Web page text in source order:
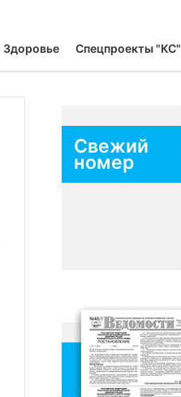
Здоровье Спецпроекты "КС"
Свежий
номер